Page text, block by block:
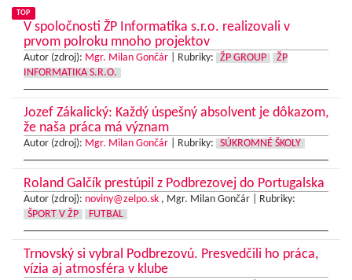
TOP
V spoločnosti ŽP Informatika s.r.o. realizovali v
prvom polroku mnoho projektov
Autor (zdroj): Mgr. Milan Gončár Rubriky: ŽP GROUP
ŽP
INFORMATIKA S.R.O.
Jozef Zákalický: Každý úspešný absolvent je dôkazom,
že naša práca má význam
Autor (zdroj): Mgr. Milan Gončár Rubriky: SÚKROMNÉ ŠKOLY
Roland Galčík prestúpil z Podbrezovej do Portugalska
Autor (zdroj): noviny@zelpo.sk , Mgr. Milan Gončár |
Rubriky:
ŠPORT V ŽP
FUTBAL
Trnovský si vybral Podbrezovú. Presvedčili ho práca,
vízia aj atmosféra v klube